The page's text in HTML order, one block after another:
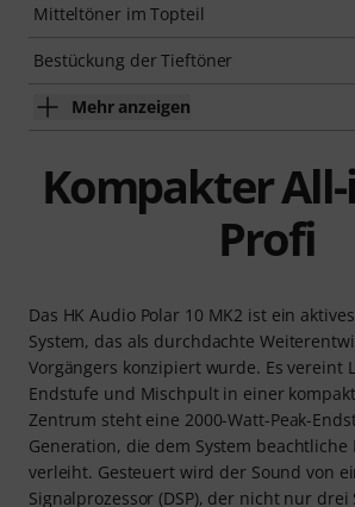
Mitteltöner im Topteil
Bestückung der Tieftöner
Mehr anzeigen
Kompakter
Profi
Das HK Audio Polar 10 MK2 ist ein
System, das als durchdachte
Vorgängers konzipiert wurde. Es vereint
Endstufe und Mischpult in einer
Zentrum steht eine 2000-Watt-Peak-
Generation, die dem System beachtliche
verleiht. Gesteuert wird der Sound von
Signalprozessor (DSP), der nicht nur drei